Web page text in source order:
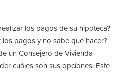
los pagos de su hipoteca?
pagos y no sabe qué hacer?
un Consejero de Vivienda
cuáles son sus opciones. Este